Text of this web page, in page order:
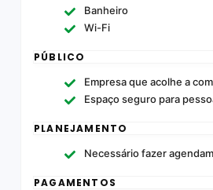
Banheiro
Wi-Fi
PÚBLICO
Empresa que acolhe a
Espaço seguro para
PLANEJAMENTO
Necessário fazer
PAGAMENTOS